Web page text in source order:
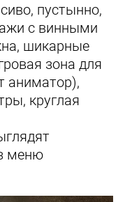
пустынно,
с винными
шикарные
зона для
аниматор),
круглая
меню